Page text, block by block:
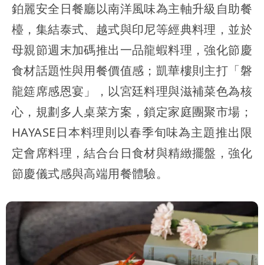
鉑麗安全日餐廳以南洋風味為主軸升級自助餐
檯，集結泰式、越式與印尼等經典料理，並於
母親節週末加碼推出一品龍蝦料理，強化節慶
食材話題性與用餐價值感；凱華樓則主打「磐
龍筵席感恩宴」，以宮廷料理與滋補菜色為核
心，規劃多人桌菜方案，鎖定家庭團聚市場；
HAYASE日本料理則以春季旬味為主題推出限
定會席料理，結合台日食材與精緻擺盤，強化
節慶儀式感與高端用餐體驗。